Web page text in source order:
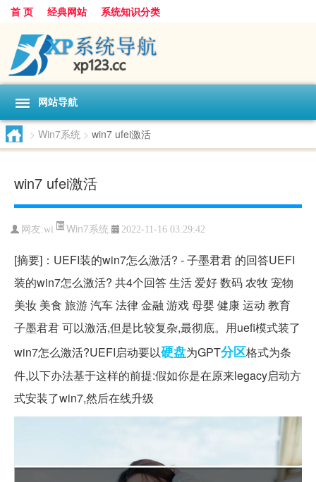
首 页 经典网站 系统知识分类
网站导航
> Win7系统 > win7 ufei激活
win7 ufei激活
网友:wi Win7系统 2022-11-16 03:29:42
[摘要]：UEFI装的win7怎么激活? - 子墨君君 的回答UEFI
装的win7怎么激活? 共4个回答 生活 爱好 数码 农牧 宠物
美妆 美食 旅游 汽车 法律 金融 游戏 母婴 健康 运动 教育
子墨君君 可以激活,但是比较复杂,最彻底。用uefi模式装了
win7怎么激活?UEFI启动要以硬盘为GPT分区格式为条
件,以下办法基于这样的前提:假如你是在原来legacy启动方
式安装了win7,然后在线升级